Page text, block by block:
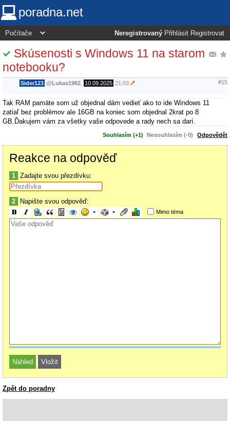
poradna.net
Neregistrovaný Přihlásit Registrovat
Skúsenosti s Windows 11 na starom
notebooku?
Sider123 @Lukas1982 10.09.2025 21:03 #15
Tak RAM pamäte som už objednal dám vedieť ako to ide Windows 11
zatiaľ bez problémov ale 16GB na koniec som objednal 2krat po 8
GB.Ďakujem vám za všetky vaše odpovede a rady nech sa darí.
Souhlasím (+1) Nesouhlasím (-0) Odpovědět
Reakce na odpověď
1 Zadajte svou přezdívku:
2 Napište svou odpověď:
Mimo téma
Zpět do poradny